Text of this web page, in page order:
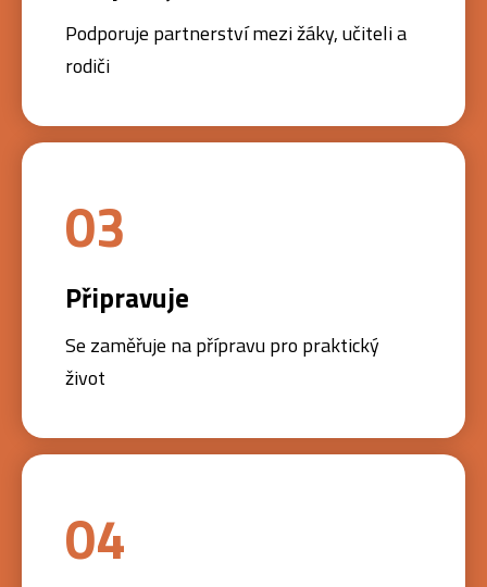
Podporuje partnerství mezi žáky, učiteli a
rodiči
03
Připravuje
Se zaměřuje na přípravu pro praktický
život
04